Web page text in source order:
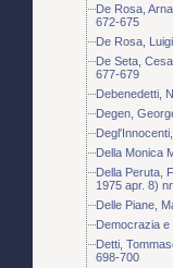
De Rosa,
672-675
De Rosa,
De Seta,
677-679
Debenedetti,
Degen,
Della Monica
Della Peruta,
1975 apr. 8)
Delle Piane,
Democrazia e
Detti,
698-700